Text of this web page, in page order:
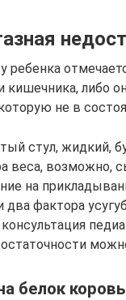
ребенка
кишечника, либо
не в
стул, жидкий,
веса, возможно,
на
два фактора
белок